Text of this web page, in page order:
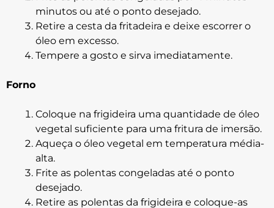
minutos ou até o ponto desejado.
Retire a cesta da fritadeira e deixe escorrer o
óleo em excesso.
Tempere a gosto e sirva imediatamente.
Forno
Coloque na frigideira uma quantidade de óleo
vegetal suficiente para uma fritura de imersão.
Aqueça o óleo vegetal em temperatura média-
alta.
Frite as polentas congeladas até o ponto
desejado.
Retire as polentas da frigideira e coloque-as